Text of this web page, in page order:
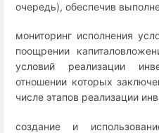
очередь), обеспечив
мониторинг исполнения
поощрении
условий реализации
отношении которых
числе этапов реализации
создание и